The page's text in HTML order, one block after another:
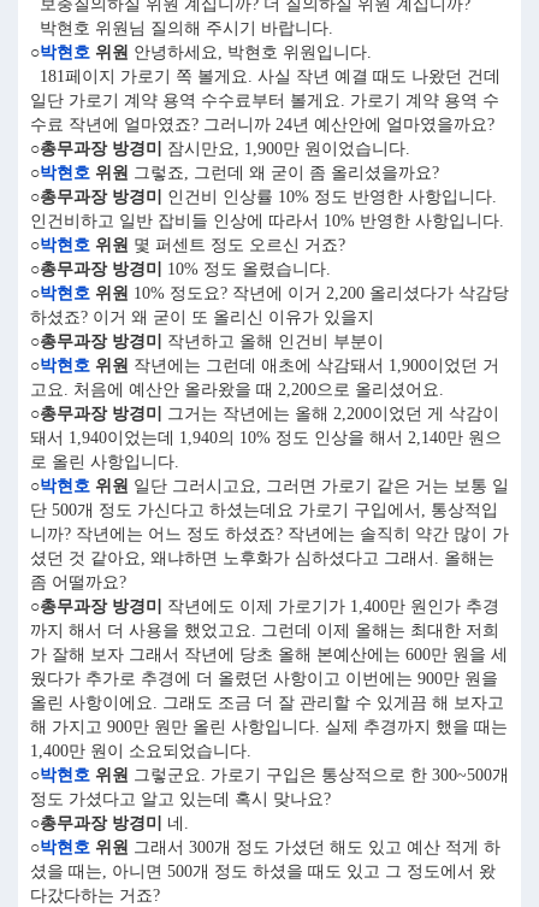
보충질의하실 위원 계십니까? 더 질의하실 위원 계십니까?
박현호 위원님 질의해 주시기 바랍니다.
○박현호 위원 안녕하세요, 박현호 위원입니다.
181페이지 가로기 쪽 볼게요. 사실 작년 예결 때도 나왔던 건데
일단 가로기 계약 용역 수수료부터 볼게요. 가로기 계약 용역 수
수료 작년에 얼마였죠? 그러니까 24년 예산안에 얼마였을까요?
○총무과장 방경미
잠시만요, 1,900만 원이었습니다.
○박현호 위원 그렇죠, 그런데 왜 굳이 좀 올리셨을까요?
○총무과장 방경미
인건비 인상률 10% 정도 반영한 사항입니다.
인건비하고 일반 잡비들 인상에 따라서 10% 반영한 사항입니다.
○박현호 위원 몇 퍼센트 정도 오르신 거죠?
○총무과장 방경미
10% 정도 올렸습니다.
○박현호 위원 10% 정도요? 작년에 이거 2,200 올리셨다가 삭감당
하셨죠? 이거 왜 굳이 또 올리신 이유가 있을지
○총무과장 방경미
작년하고 올해 인건비 부분이
○박현호 위원 작년에는 그런데 애초에 삭감돼서 1,900이었던 거
고요. 처음에 예산안 올라왔을 때 2,200으로 올리셨어요.
○총무과장 방경미
그거는 작년에는 올해 2,200이었던 게 삭감이
돼서 1,940이었는데 1,940의 10% 정도 인상을 해서 2,140만 원으
로 올린 사항입니다.
○박현호 위원 일단 그러시고요, 그러면 가로기 같은 거는 보통 일
단 500개 정도 가신다고 하셨는데요 가로기 구입에서, 통상적입
니까? 작년에는 어느 정도 하셨죠? 작년에는 솔직히 약간 많이 가
셨던 것 같아요, 왜냐하면 노후화가 심하셨다고 그래서. 올해는
좀 어떨까요?
○총무과장 방경미
작년에도 이제 가로기가 1,400만 원인가 추경
까지 해서 더 사용을 했었고요. 그런데 이제 올해는 최대한 저희
가 잘해 보자 그래서 작년에 당초 올해 본예산에는 600만 원을 세
웠다가 추가로 추경에 더 올렸던 사항이고 이번에는 900만 원을
올린 사항이에요. 그래도 조금 더 잘 관리할 수 있게끔 해 보자고
해 가지고 900만 원만 올린 사항입니다. 실제 추경까지 했을 때는
1,400만 원이 소요되었습니다.
○박현호 위원 그렇군요. 가로기 구입은 통상적으로 한 300~500개
정도 가셨다고 알고 있는데 혹시 맞나요?
○총무과장 방경미
네.
○박현호 위원 그래서 300개 정도 가셨던 해도 있고 예산 적게 하
셨을 때는, 아니면 500개 정도 하셨을 때도 있고 그 정도에서 왔
다갔다하는 거죠?